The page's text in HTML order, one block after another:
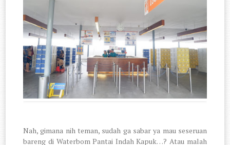
Nah, gimana nih teman, sudah ga sabar ya mau seseruan
bareng di Waterbom Pantai Indah Kapuk…? Atau malah